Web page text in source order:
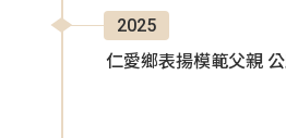
2025
仁愛鄉表揚模範父親